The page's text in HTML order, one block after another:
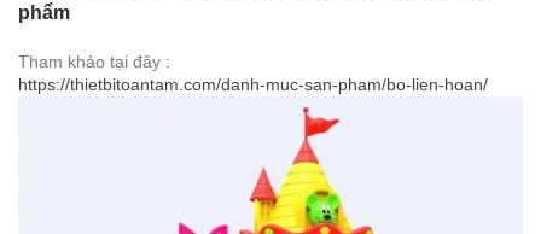
phẩm
Tham khảo tại đây :
https://thietbitoantam.com/danh-muc-san-pham/bo-lien-hoan/